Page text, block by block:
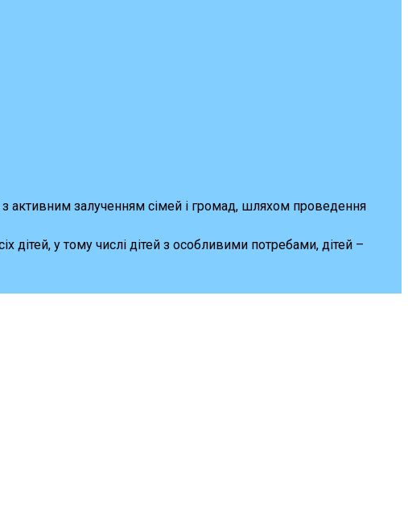
з активним залученням сімей і громад, шляхом проведення
дітей, у тому числі дітей з особливими потребами, дітей –